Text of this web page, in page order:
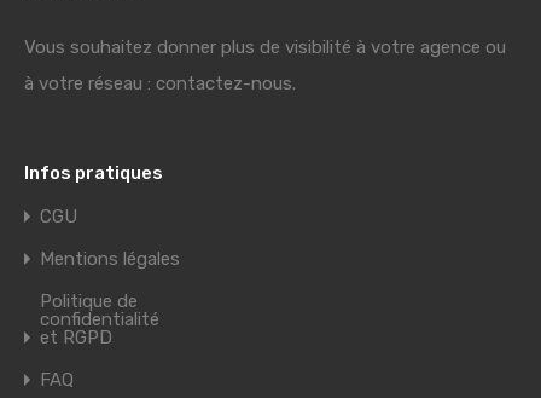
Vous souhaitez donner plus de visibilité à votre agence ou
à votre réseau : contactez-nous.
Infos pratiques
CGU
Mentions légales
Politique de
confidentialité
et RGPD
FAQ